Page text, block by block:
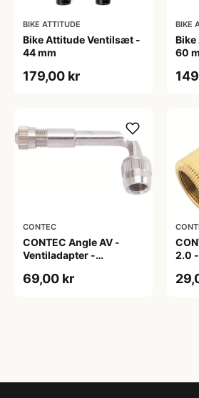
BIKE ATTITUDE
Bike Attitude Ventilsæt -
44 mm
179,00 kr
BIKE
60
CONTEC
CONTEC Angle AV -
Ventiladapter -
69,00 kr
2.0
Guld